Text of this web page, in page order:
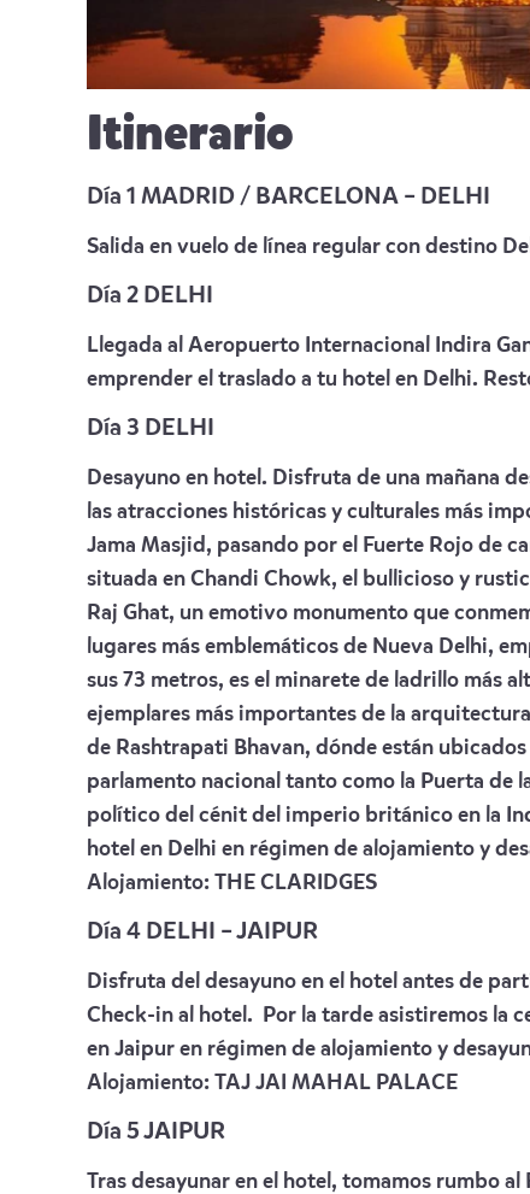
Itinerario
Día 1 MADRID / BARCELONA – DELHI
Salida en vuelo de línea regular con destino
Día 2 DELHI
Llegada al Aeropuerto Internacional Indira
emprender el traslado a tu hotel en Delhi.
Día 3 DELHI
Desayuno en hotel. Disfruta de una mañana
las atracciones históricas y culturales más
Jama Masjid, pasando por el Fuerte Rojo de
situada en Chandi Chowk, el bullicioso y
Raj Ghat, un emotivo monumento que
lugares más emblemáticos de Nueva Delhi,
sus 73 metros, es el minarete de ladrillo más
ejemplares más importantes de la
de Rashtrapati Bhavan, dónde están
parlamento nacional tanto como la Puerta de
político del cénit del imperio británico en la
hotel en Delhi en régimen de alojamiento y
Alojamiento: THE CLARIDGES
Día 4 DELHI – JAIPUR
Disfruta del desayuno en el hotel antes de
Check-in al hotel. Por la tarde asistiremos la
en Jaipur en régimen de alojamiento y
Alojamiento: TAJ JAI MAHAL PALACE
Día 5 JAIPUR
Tras desayunar en el hotel, tomamos rumbo